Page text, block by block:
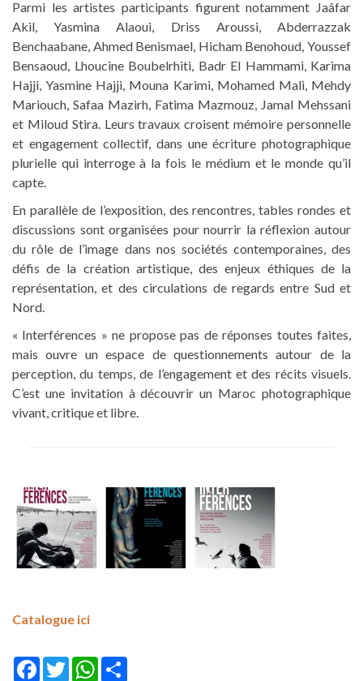
Parmi les artistes participants figurent notamment Jaâfar
Akil, Yasmina Alaoui, Driss Aroussi, Abderrazzak
Benchaabane, Ahmed Benismael, Hicham Benohoud, Youssef
Bensaoud, Lhoucine Boubelrhiti, Badr El Hammami, Karima
Hajji, Yasmine Hajji, Mouna Karimi, Mohamed Mali, Mehdy
Mariouch, Safaa Mazirh, Fatima Mazmouz, Jamal Mehssani
et Miloud Stira. Leurs travaux croisent mémoire personnelle
et engagement collectif, dans une écriture photographique
plurielle qui interroge à la fois le médium et le monde qu’il
capte.
En parallèle de l’exposition, des rencontres, tables rondes et
discussions sont organisées pour nourrir la réflexion autour
du rôle de l’image dans nos sociétés contemporaines, des
défis de la création artistique, des enjeux éthiques de la
représentation, et des circulations de regards entre Sud et
Nord.
« Interférences » ne propose pas de réponses toutes faites,
mais ouvre un espace de questionnements autour de la
perception, du temps, de l’engagement et des récits visuels.
C’est une invitation à découvrir un Maroc photographique
vivant, critique et libre.
Catalogue ici
Facebook
TwitterWhatsApp